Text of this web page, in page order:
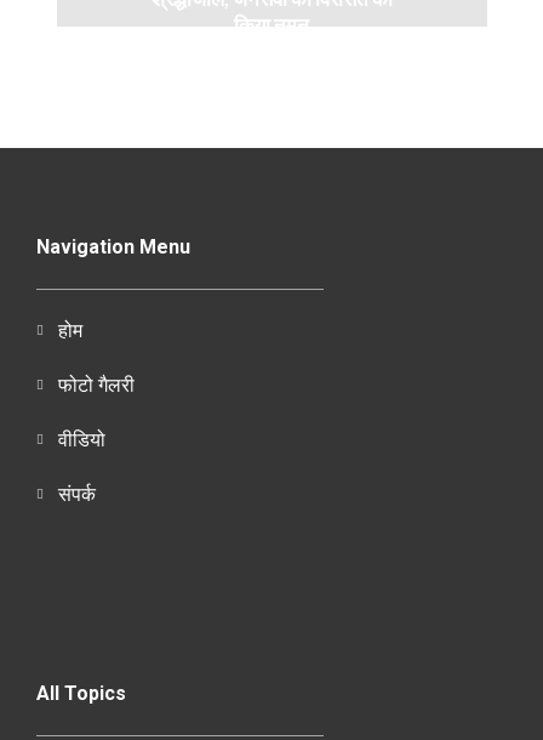
किया नमन
Navigation Menu
होम
फोटो गैलरी
वीडियो
संपर्क
All Topics